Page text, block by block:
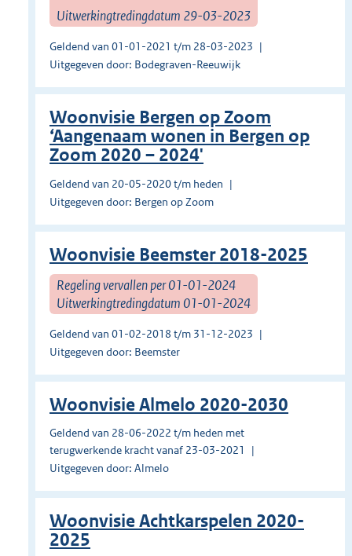
Uitwerkingtredingdatum 29-03-2023
Geldend van 01-01-2021 t/m 28-03-2023
Uitgegeven door: Bodegraven-Reeuwijk
Woonvisie Bergen op Zoom
‘Aangenaam wonen in Bergen op
Zoom 2020 – 2024'
Geldend van 20-05-2020 t/m heden
Uitgegeven door: Bergen op Zoom
Woonvisie Beemster 2018-2025
Regeling vervallen per 01-01-2024
Uitwerkingtredingdatum 01-01-2024
Geldend van 01-02-2018 t/m 31-12-2023
Uitgegeven door: Beemster
Woonvisie Almelo 2020-2030
Geldend van 28-06-2022 t/m heden met
terugwerkende kracht vanaf 23-03-2021
Uitgegeven door: Almelo
Woonvisie Achtkarspelen 2020-
2025